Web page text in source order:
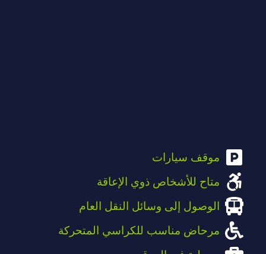
موقف سيارات
متاح للأشخاص ذوي الإعاقة
الوصول إلى وسائل النقل العام
مرحاض مناسب للكراسي المتحركة